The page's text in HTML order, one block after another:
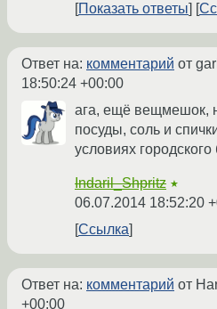
Показать ответы
Ответ на: комментарий от
18:50:24 +00:00
ага, ещё вещмешок,
посуды, соль и
условиях городского
Indaril_Shpritz ★
06.07.2014 18:52:20
Ссылка
Ответ на: комментарий от
+00:00